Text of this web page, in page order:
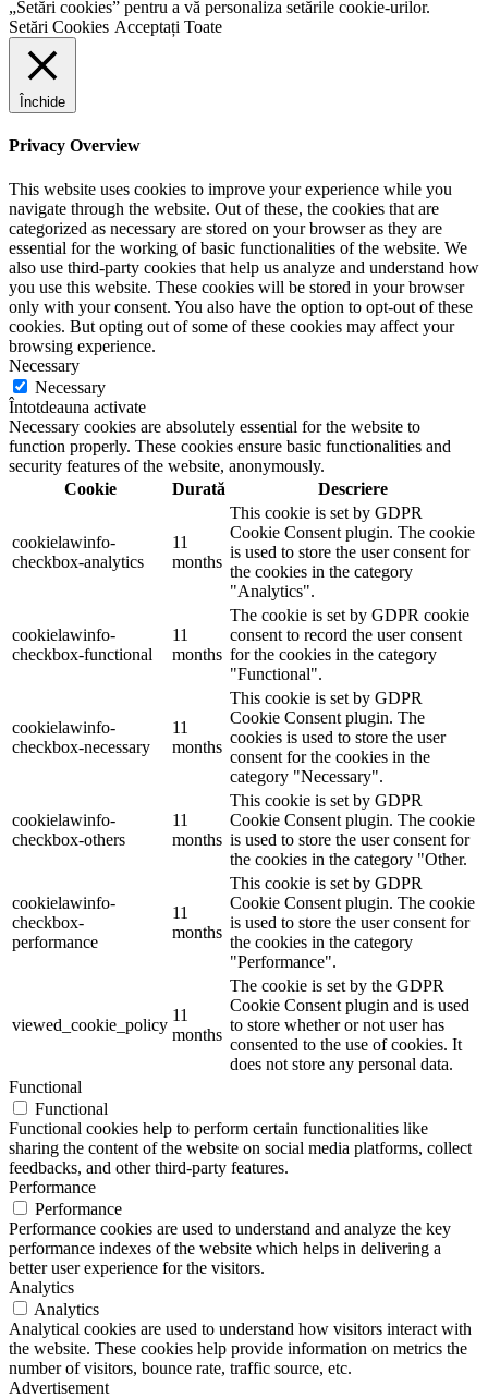
„Setări cookies” pentru a vă personaliza setările cookie-urilor.
Setări Cookies Acceptați Toate
Închide
Privacy Overview
This website uses cookies to improve your experience while you
navigate through the website. Out of these, the cookies that are
categorized as necessary are stored on your browser as they are
essential for the working of basic functionalities of the website. We
also use third-party cookies that help us analyze and understand how
you use this website. These cookies will be stored in your browser
only with your consent. You also have the option to opt-out of these
cookies. But opting out of some of these cookies may affect your
browsing experience.
Necessary
Necessary
Întotdeauna activate
Necessary cookies are absolutely essential for the website to
function properly. These cookies ensure basic functionalities and
security features of the website, anonymously.
Cookie
Durată Descriere
cookielawinfo-
checkbox-analytics
11
months
This cookie is set by GDPR
Cookie Consent plugin. The cookie
is used to store the user consent for
the cookies in the category
"Analytics".
cookielawinfo-
checkbox-functional
11
months
The cookie is set by GDPR cookie
consent to record the user consent
for the cookies in the category
"Functional".
cookielawinfo-
checkbox-necessary
11
months
This cookie is set by GDPR
Cookie Consent plugin. The
cookies is used to store the user
consent for the cookies in the
category "Necessary".
cookielawinfo-
checkbox-others
11
months
This cookie is set by GDPR
Cookie Consent plugin. The cookie
is used to store the user consent for
the cookies in the category "Other.
cookielawinfo-
checkbox-
performance
11
months
This cookie is set by GDPR
Cookie Consent plugin. The cookie
is used to store the user consent for
the cookies in the category
"Performance".
viewed_cookie_policy
11
months
The cookie is set by the GDPR
Cookie Consent plugin and is used
to store whether or not user has
consented to the use of cookies. It
does not store any personal data.
Functional
Functional
Functional cookies help to perform certain functionalities like
sharing the content of the website on social media platforms, collect
feedbacks, and other third-party features.
Performance
Performance
Performance cookies are used to understand and analyze the key
performance indexes of the website which helps in delivering a
better user experience for the visitors.
Analytics
Analytics
Analytical cookies are used to understand how visitors interact with
the website. These cookies help provide information on metrics the
number of visitors, bounce rate, traffic source, etc.
Advertisement